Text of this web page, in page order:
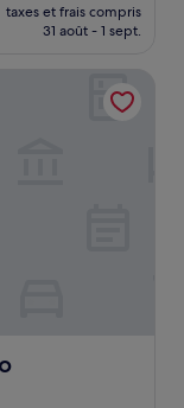
nouveau
prix
de
209 €
taxes et frais compris
31 août - 1 sept.
River North
River North